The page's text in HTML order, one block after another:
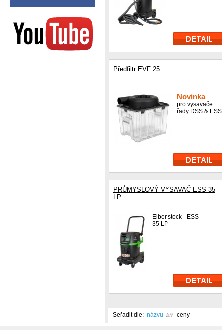
Předfiltr EVF 25
Novinka
pro vysavače
řady DSS & ESS
PRŮMYSLOVÝ VYSAVAČ ESS 35
LP
Eibenstock - ESS
35 LP
Seřadit dle: názvu ceny